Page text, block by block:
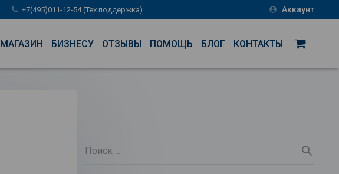
+7(495)011-12-54 (Тех.поддержка) account_circle Аккаунт
МАГАЗИН БИЗНЕСУ ОТЗЫВЫ ПОМОЩЬ БЛОГ КОНТАКТЫ